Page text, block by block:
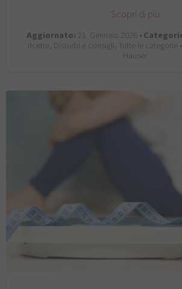
Scopri di più
Aggiornato: 21. Gennaio 2026 •
ricette, Disturbi e consigli, Tutte le categorie •
Hauser